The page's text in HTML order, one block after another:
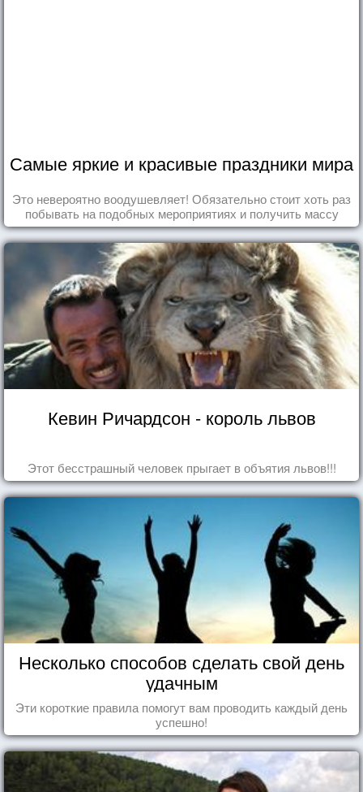
Самые яркие и красивые праздники мира
Это невероятно воодушевляет! Обязательно стоит хоть раз
побывать на подобных мероприятиях и получить массу
впечатлений!
Кевин Ричардсон - король львов
Этот бесстрашный человек прыгает в объятия львов!!!
Несколько способов сделать свой день
удачным
Эти короткие правила помогут вам проводить каждый день
успешно!